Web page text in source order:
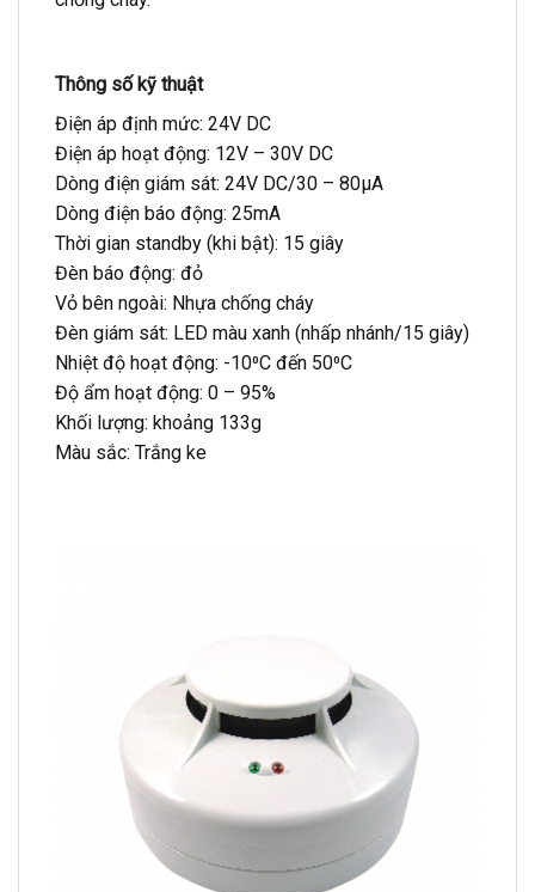
Thông số kỹ thuật
Điện áp định mức: 24V DC
Điện áp hoạt động: 12V – 30V DC
Dòng điện giám sát: 24V DC/30 – 80µA
Dòng điện báo động: 25mA
Thời gian standby (khi bật): 15 giây
Đèn báo động: đỏ
Vỏ bên ngoài: Nhựa chống cháy
Đèn giám sát: LED màu xanh (nhấp nhánh/15 giây)
Nhiệt độ hoạt động: -10⁰C đến 50⁰C
Độ ẩm hoạt động: 0 – 95%
Khối lượng: khoảng 133g
Màu sắc: Trắng ke